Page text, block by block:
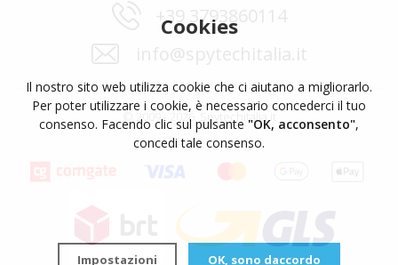
+39 3793860114
© 2009 - 2026, Spytechitalia.it
Cookies
Il nostro sito web utilizza cookie che ci aiutano a migliorarlo.
Per poter utilizzare i cookie, è necessario concederci il tuo
consenso. Facendo clic sul pulsante "OK, acconsento",
concedi tale consenso.
Impostazioni OK, sono daccordo